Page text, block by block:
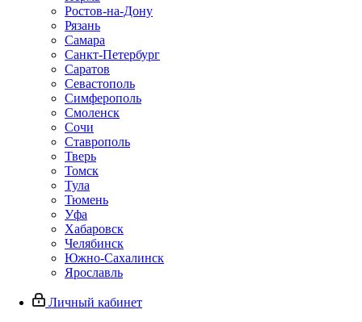
Ростов-на-Дону
Рязань
Самара
Санкт-Петербург
Саратов
Севастополь
Симферополь
Смоленск
Сочи
Ставрополь
Тверь
Томск
Тула
Тюмень
Уфа
Хабаровск
Челябинск
Южно-Сахалинск
Ярославль
Личный кабинет